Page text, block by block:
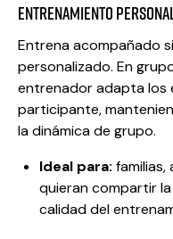
Entrenamiento Personal
Entrena acompañado
personalizado. En
entrenador adapta los
participante,
la dinámica de grupo.
Ideal para:
quieran compartir
calidad del